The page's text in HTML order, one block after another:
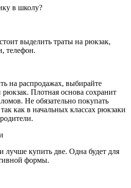
в школу?
выделить траты на рюкзак,
телефон.
на распродажах, выбирайте
Плотная основа сохранит
Не обязательно покупать
как в начальных классах рюкзаки
лучше купить две. Одна будет для
формы.